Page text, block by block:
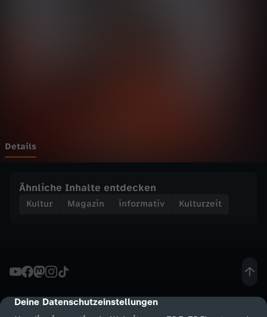
cmp-dialog-description
Deine Datenschutzeinstellungen
P
l
r
i
Details
Ähnliche Inhalte entdecken
Kultur Magazin informativ Kulturzeit